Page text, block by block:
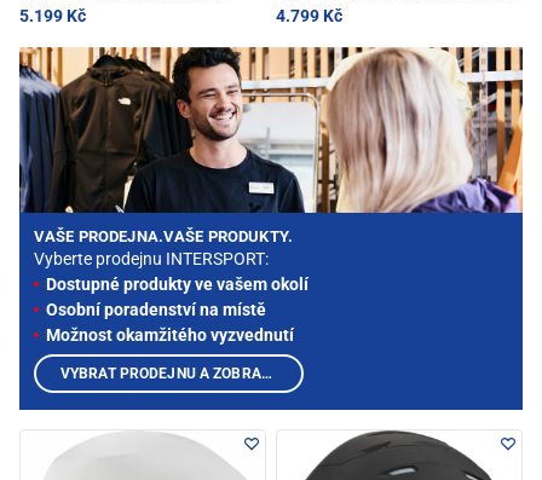
5.199 Kč 4.799 Kč
VAŠE PRODEJNA.VAŠE PRODUKTY.
Vyberte prodejnu INTERSPORT:
Dostupné produkty ve vašem okolí
Osobní poradenství na místě
Možnost okamžitého vyzvednutí
VYBRAT PRODEJNU A ZOBRAZIT PRODUKTY